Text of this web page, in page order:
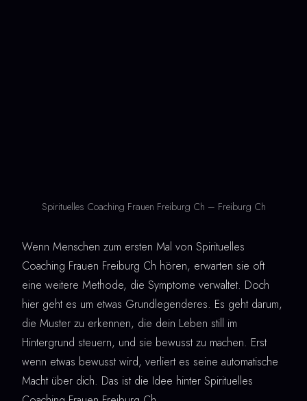
Spirituelles Coaching Frauen Freiburg Ch – Freiburg Ch
Wenn Menschen zum ersten Mal von Spirituelles
Coaching Frauen Freiburg Ch hören, erwarten sie oft
eine weitere Methode, die Symptome verwaltet. Doch
hier geht es um etwas Grundlegenderes. Es geht darum,
die Muster zu erkennen, die dein Leben still im
Hintergrund steuern, und sie bewusst zu machen. Erst
wenn etwas bewusst wird, verliert es seine automatische
Macht über dich. Das ist die Idee hinter Spirituelles